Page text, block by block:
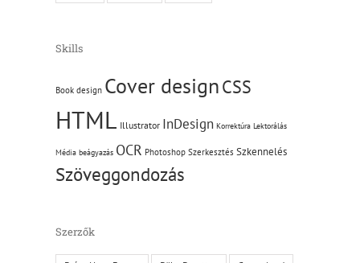
Skills
Book design Cover designCSS
HTML Illustrator InDesign Korrektúra Lektorálás
Média beágyazás OCR Photoshop Szerkesztés Szkennelés
Szöveggondozás
Szerzők